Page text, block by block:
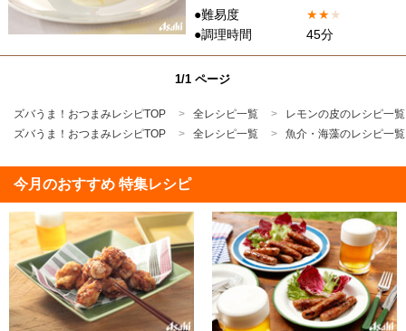
●難易度
★★★
●調理時間
45分
1/1 ページ
ズバうま！おつまみレシピTOP 全レシピ一覧
レモンの皮のレシピ一覧
ズバうま！おつまみレシピTOP
全レシピ一覧 魚介・海藻のレシピ一覧
今月のおすすめ 特集レシピ